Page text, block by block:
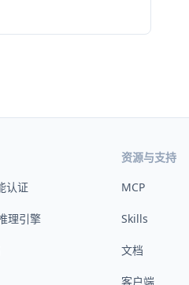
认证
理引擎
资源与支持
MCP
Skills
文档
客户端